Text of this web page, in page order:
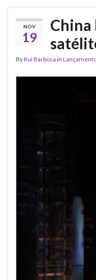
NOV
19
China
ByRui Barbosa in